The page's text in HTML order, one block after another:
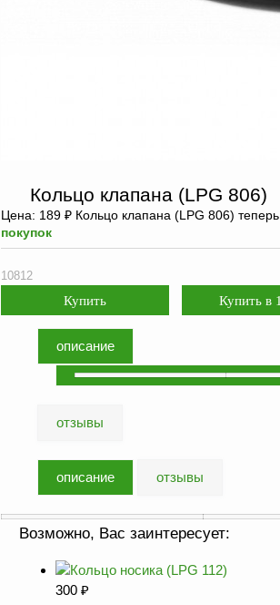
Соединительная
арматура
заземления
автоцистерн и
комплектующие
Продукция НПП
СЕНСОР
оборудование
Аналоги запасных
частей из Артамида
БЕНЗОВОЗОВ И
МИНИ АЗС
Кольцо клапана (LPG 806)
Цена: 189 ₽ Кольцо клапана (LPG 806) теперь
покупок
10812
описание
отзывы
описание отзывы
Возможно, Вас заинтересует:
300 ₽